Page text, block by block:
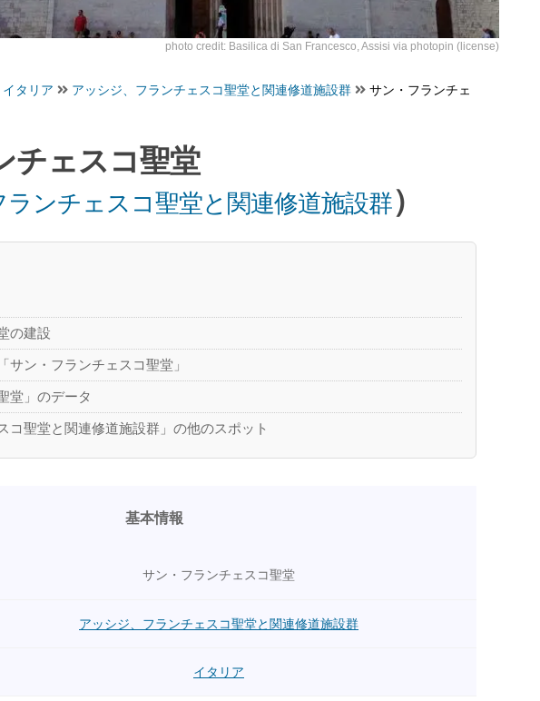
photo credit: Basilica di San Francesco, Assisi via photopin (license)
イタリア アッシジ、フランチェスコ聖堂と関連修道施設群
サン・フランチェ
チェスコ聖堂
ンチェスコ聖堂と関連修道施設群）
の建設
サン・フランチェスコ聖堂」
堂」のデータ
コ聖堂と関連修道施設群」の他のスポット
基本情報
サン・フランチェスコ聖堂
アッシジ、フランチェスコ聖堂と関連修道施設群
イタリア